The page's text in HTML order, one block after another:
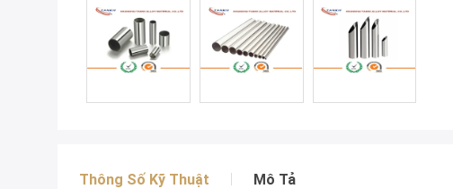
Thông Số Kỹ Thuật Mô Tả